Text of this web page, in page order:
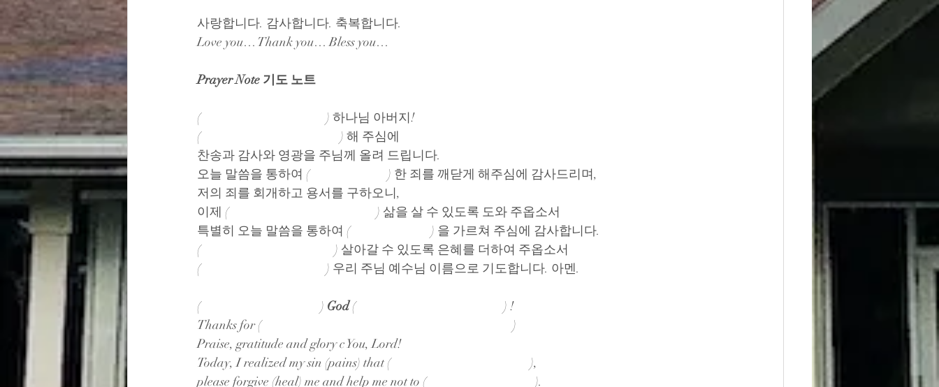
사랑합니다. 감사합니다. 축복합니다.
Love you… Thank you… Bless you…
Prayer Note 기도 노트
(                                             ) 하나님 아버지!
(                                                  ) 해 주심에
찬송과 감사와 영광을 주님께 올려 드립니다.
오늘 말씀을 통하여 (                            ) 한 죄를 깨닫게 해주심에 감사드리며,
저의 죄를 회개하고 용서를 구하오니,
이제 (                                                     ) 삶을 살 수 있도록 도와 주옵소서
특별히 오늘 말씀을 통하여 (                             ) 을 가르쳐 주심에 감사합니다.
(                                                ) 살아갈 수 있도록 은혜를 더하여 주옵소서
(                                             ) 우리 주님 예수님 이름으로 기도합니다. 아멘.
(                                           ) God (                                                     ) !
Thanks for (                                                                                          )
Praise, gratitude and glory c You, Lord!
Today, I realized my sin (pains) that (                                                  ),
please forgive (heal) me and help me not to (                                       ).